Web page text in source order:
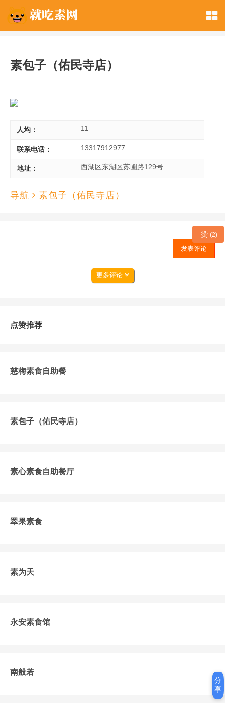
素包子（佑民寺店）
人均： 11
联系电话： 13317912977
地址： 西湖区东湖区苏圃路129号
导航 素包子（佑民寺店）
赞(2)
发表评论
更多评论
点赞推荐
慈梅素食自助餐
素包子（佑民寺店）
素心素食自助餐厅
翠果素食
素为天
永安素食馆
南般若
分
享